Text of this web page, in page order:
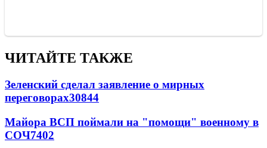
ЧИТАЙТЕ ТАКЖЕ
Зеленский сделал заявление о мирных
переговорах30844
Майора ВСП поймали на "помощи" военному в
СОЧ7402